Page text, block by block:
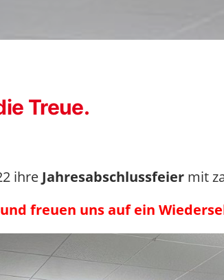
Treue.
ihre Jahresabschlussfeier mit
freuen uns auf ein